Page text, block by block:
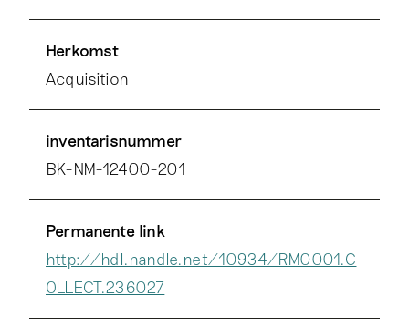
Herkomst
Acquisition
inventarisnummer
BK-NM-12400-201
Permanente link
http://hdl.handle.net/10934/RM0001.C
OLLECT.236027